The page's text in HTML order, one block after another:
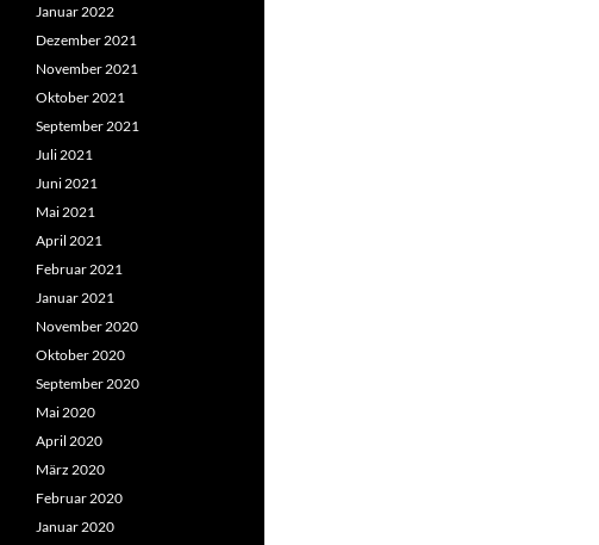
Januar 2022
Dezember 2021
November 2021
Oktober 2021
September 2021
Juli 2021
Juni 2021
Mai 2021
April 2021
Februar 2021
Januar 2021
November 2020
Oktober 2020
September 2020
Mai 2020
April 2020
März 2020
Februar 2020
Januar 2020